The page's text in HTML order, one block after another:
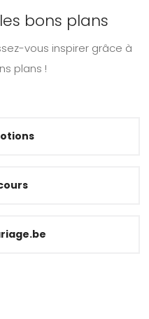
bons plans
vous inspirer grâce à
plans !